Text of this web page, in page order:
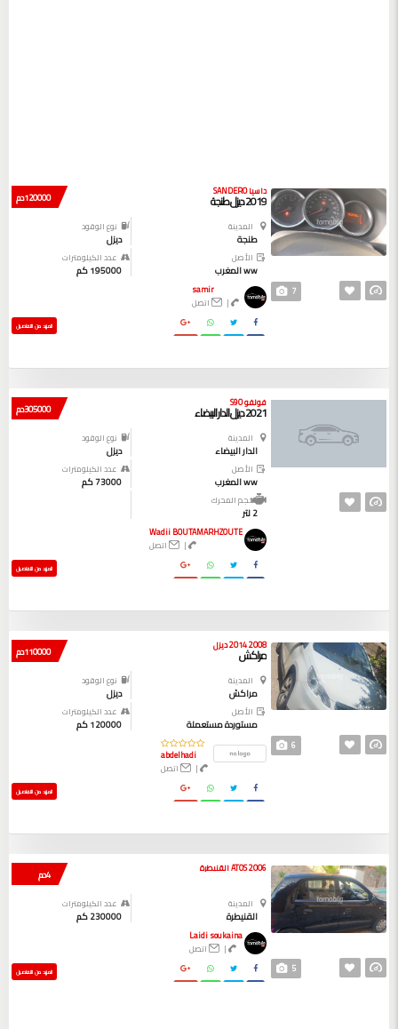
7
120000 دم داسيا SANDERO
2019 ديزل طنجة
المدينة
طنجة
نوع الوقود
ديزل
الأصل
ww المغرب
عدد الكيلومترات
195000 كم
samir
|
اتصل
المزيد من التفاصيل
305000 دم فولفو S90
2021 ديزل الدار البيضاء
المدينة
الدار البيضاء
نوع الوقود
ديزل
الأصل
ww المغرب
عدد الكيلومترات
73000 كم
حجم المحرك
2 لتر
Wadii BOUTAMARHZOUTE
|
اتصل
المزيد من التفاصيل
6
110000 دم 2008 2014 ديزل
مراكش
المدينة
مراكش
نوع الوقود
ديزل
الأصل
مستوردة مستعملة
عدد الكيلومترات
120000 كم
abdelhadi
|
اتصل
المزيد من التفاصيل
5
4 دم ATOS 2006 القنيطرة
المدينة
القنيطرة
عدد الكيلومترات
230000 كم
Laidi soukaina
|
اتصل
المزيد من التفاصيل